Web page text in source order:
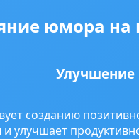
юмора на
Улучшение
созданию
улучшает